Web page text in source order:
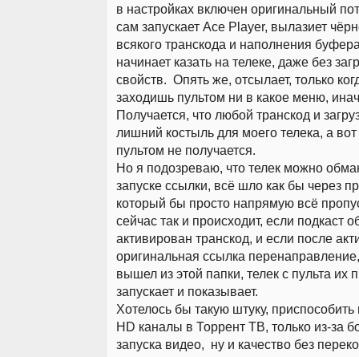
в настройках включен оригинальный
сам запускает Ace Player, вылазиет
всякого транскода и наполнения
начинает казать на телеке, даже без
свойств. Опять же, отсылает, только
заходишь пультом ни в какое меню,
Получается, что любой транскод и
лишний костыль для моего телека, а вот
пультом не получается.
Но я подозреваю, что телек можно
запуске ссылки, всё шло как бы через
который бы просто напрямую всё
сейчас так и происходит, если подкаст
активирован транскод, и если после
оригинальная ссылка
вышел из этой папки, телек с пульта их
запускает и показывает.
Хотелось бы такую штуку, приспособить
HD каналы в Торрент ТВ, только из-за
запуска видео, ну и качество без